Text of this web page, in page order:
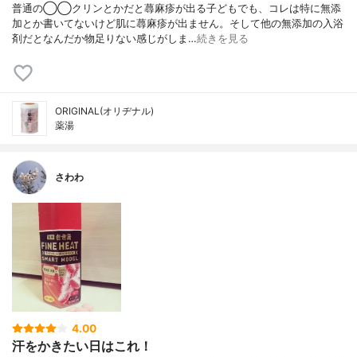
普通の◯◯クリンとかだと蕁麻疹が出る子どもでも、コレは特に無添
加とか書いてないけど肌に蕁麻疹が出ません。そして他の無添加の入浴
剤だとなんだか物足りない感じがしま…続きを見る
ORIGINAL(オリヂナル)
薬湯
さわわ
4.00
汗をかきたい日はこれ！